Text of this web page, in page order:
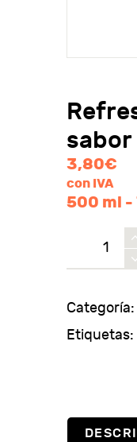
3,80€
con IVA
500 ml
Refresco
sabor
melón
cantidad
Categoría:
Etiquetas: